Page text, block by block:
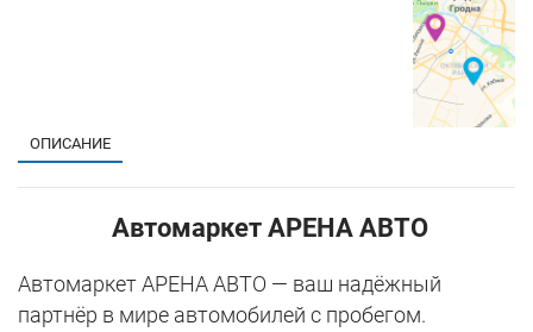
ОПИСАНИЕ
Автомаркет АРЕНА АВТО
Автомаркет АРЕНА АВТО — ваш надёжный
партнёр в мире автомобилей с пробегом.